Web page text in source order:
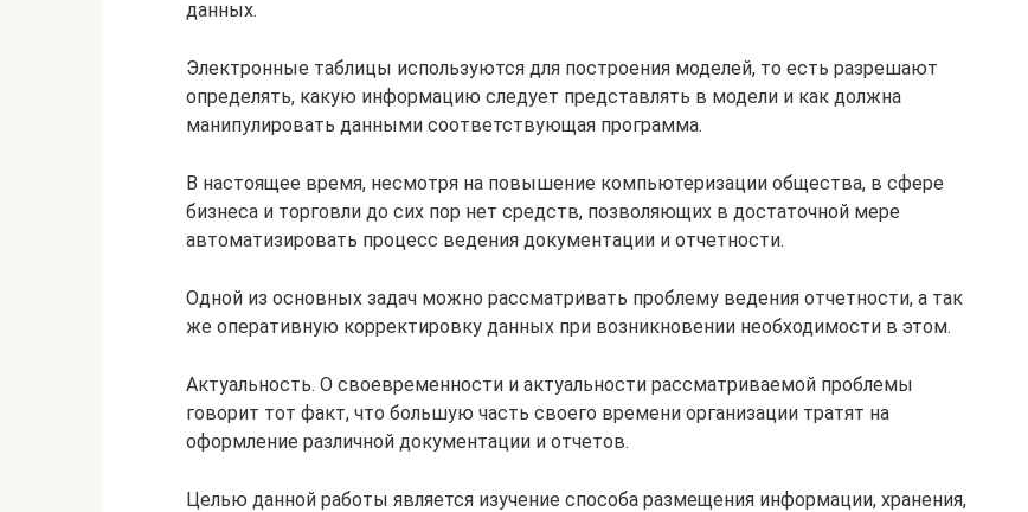
данных.
Электронные таблицы используются для построения моделей, то есть разрешают
определять, какую информацию следует представлять в модели и как должна
манипулировать данными соответствующая программа.
В настоящее время, несмотря на повышение компьютеризации общества, в сфере
бизнеса и торговли до сих пор нет средств, позволяющих в достаточной мере
автоматизировать процесс ведения документации и отчетности.
Одной из основных задач можно рассматривать проблему ведения отчетности, а так
же оперативную корректировку данных при возникновении необходимости в этом.
Актуальность. О своевременности и актуальности рассматриваемой проблемы
говорит тот факт, что большую часть своего времени организации тратят на
оформление различной документации и отчетов.
Целью данной работы является изучение способа размещения информации, хранения,